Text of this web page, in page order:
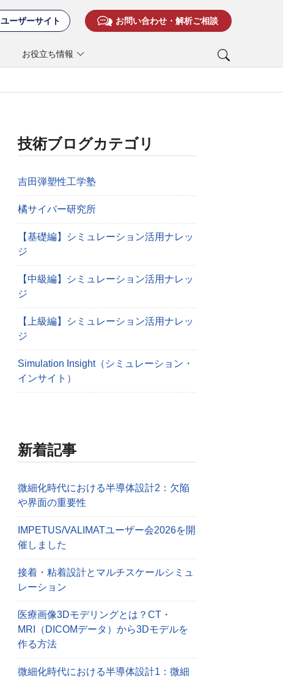
ユーザーサイト お問い合わせ・解析ご相談
お役立ち情報
技術ブログカテゴリ
吉田弾塑性工学塾
橘サイバー研究所
【基礎編】シミュレーション活用ナレッ
ジ
【中級編】シミュレーション活用ナレッ
ジ
【上級編】シミュレーション活用ナレッ
ジ
Simulation Insight（シミュレーション・
インサイト）
新着記事
微細化時代における半導体設計2：欠陥
や界面の重要性
IMPETUS/VALIMATユーザー会2026を開
催しました
接着・粘着設計とマルチスケールシミュ
レーション
医療画像3Dモデリングとは？CT・
MRI（DICOMデータ）から3Dモデルを
作る方法
微細化時代における半導体設計1：微細